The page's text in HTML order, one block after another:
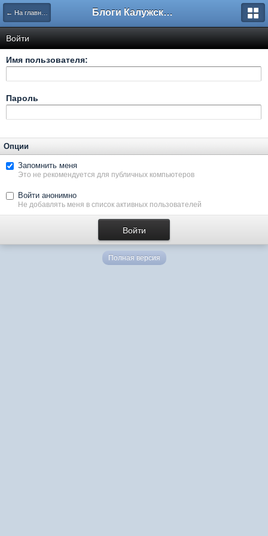
← На главную Блоги Калужского перекрестка
Войти
Имя пользователя:
Пароль
Опции
Запомнить меня
Это не рекомендуется для публичных компьютеров
Войти анонимно
Не добавлять меня в список активных пользователей
Полная версия